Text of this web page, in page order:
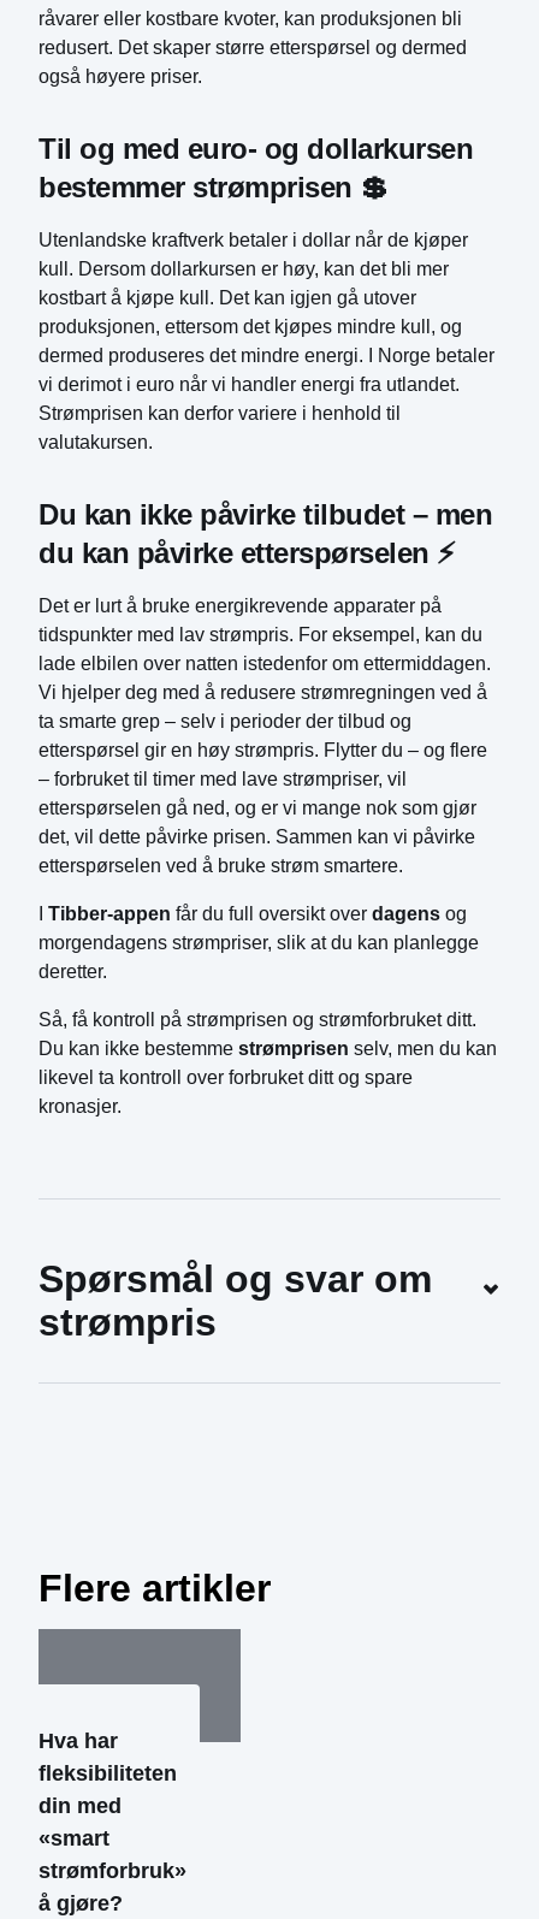
råvarer eller kostbare kvoter, kan produksjonen bli
redusert. Det skaper større etterspørsel og dermed
også høyere priser.
Til og med euro- og dollarkursen
bestemmer strømprisen 💲
Utenlandske kraftverk betaler i dollar når de kjøper
kull. Dersom dollarkursen er høy, kan det bli mer
kostbart å kjøpe kull. Det kan igjen gå utover
produksjonen, ettersom det kjøpes mindre kull, og
dermed produseres det mindre energi. I Norge betaler
vi derimot i euro når vi handler energi fra utlandet.
Strømprisen kan derfor variere i henhold til
valutakursen.
Du kan ikke påvirke tilbudet – men
du kan påvirke etterspørselen ⚡️
Det er lurt å bruke energikrevende apparater på
tidspunkter med lav strømpris. For eksempel, kan du
lade elbilen over natten istedenfor om ettermiddagen.
Vi hjelper deg med å redusere strømregningen ved å
ta smarte grep – selv i perioder der tilbud og
etterspørsel gir en høy strømpris. Flytter du – og flere
– forbruket til timer med lave strømpriser, vil
etterspørselen gå ned, og er vi mange nok som gjør
det, vil dette påvirke prisen. Sammen kan vi påvirke
etterspørselen ved å bruke strøm smartere.
Tibber-appen får du full oversikt over dagens og
morgendagens strømpriser, slik at du kan planlegge
deretter.
Så, få kontroll på strømprisen og strømforbruket ditt.
Du kan ikke bestemme strømprisen selv, men du kan
likevel ta kontroll over forbruket ditt og spare
kronasjer.
Spørsmål og svar om
strømpris
Flere artikler
Hva har
fleksibiliteten
din med
«smart
strømforbruk»
å gjøre?